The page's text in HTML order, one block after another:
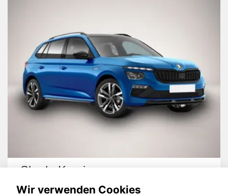
Skoda Kamiq
Wir verwenden Cookies